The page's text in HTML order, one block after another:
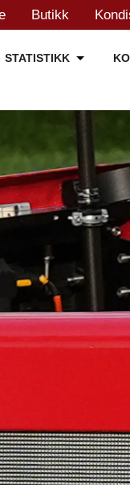
Butikk
STATISTIKK